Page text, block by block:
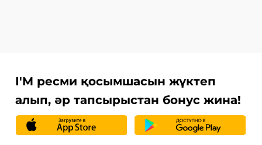
I'M ресми қосымшасын жүктеп
алып, әр тапсырыстан бонус жина!